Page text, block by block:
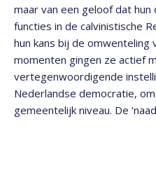
maar van een geloof dat
functies in de calvinistische
hun kans bij de omwenteling
momenten gingen ze actief
vertegenwoordigende
Nederlandse democratie,
gemeentelijk niveau. De